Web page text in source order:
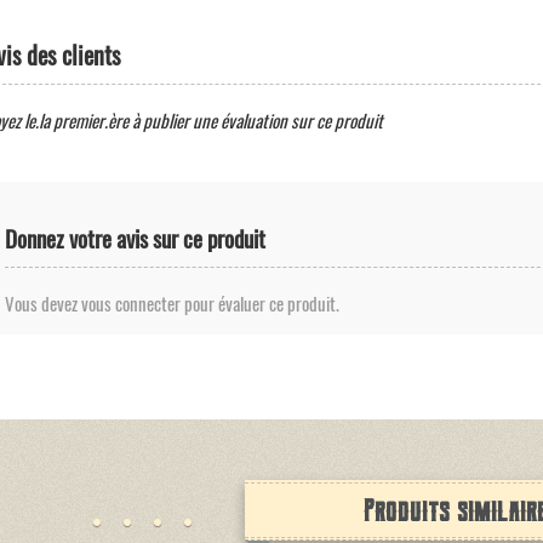
des clients
le.la premier.ère à publier une évaluation sur ce produit
Donnez votre avis sur ce produit
Vous devez vous connecter pour évaluer ce produit.
Produits